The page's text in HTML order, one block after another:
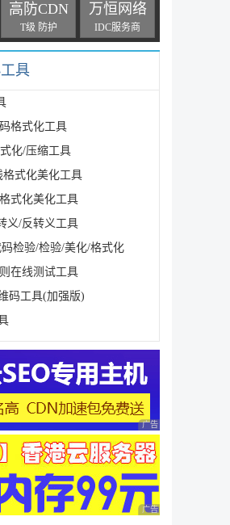
高防CDN
T级 防护
万恒网络
IDC服务商
具
格式化工具
化/压缩工具
格式化美化工具
式化美化工具
义/反转义工具
码检验/检验/美化/格式化
在线测试工具
码工具(加强版)
广告 商业广告，理性
广告 商业广告，理性